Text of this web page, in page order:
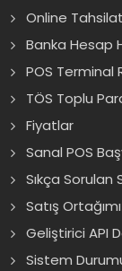
Online
Banka Hesap
POS Terminal
TÖS Toplu
Fiyatlar
Sanal POS
Sıkça Sorulan
Satış
Geliştirici API
Sistem